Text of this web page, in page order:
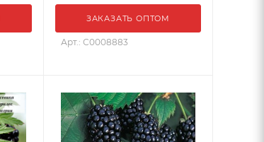
ЗАКАЗАТЬ ОПТОМ
Арт.: С0008883